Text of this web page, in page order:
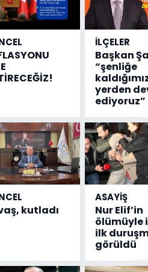
İLÇELER
Başkan
“şenliğe
yerden
ediyoruz”
kutladı
ASAYİŞ
Nur Elif’in
ölümüyle
ilk
görüldü